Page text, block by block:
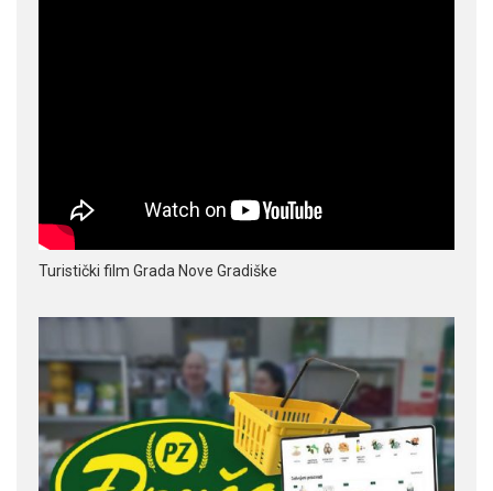
Turistički film Grada Nove Gradiške